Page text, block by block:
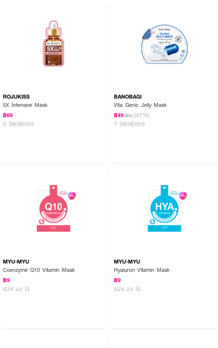
ROJUKISS
5X Intensive Mask
฿69
5 Variations
BANOBAGI
Vita Genic Jelly Mask
฿49 ฿92 (47%)
7 Variations
MYU-MYU
Coenzyme Q10 Vitamin Mask
฿9
size 22 G
MYU-MYU
Hyaluron Vitamin Mask
฿9
size 22 G